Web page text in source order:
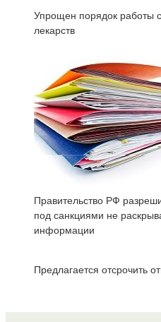
Упрощен порядок работы
лекарств
Правительство РФ
под санкциями не
информации
Предлагается отсрочить